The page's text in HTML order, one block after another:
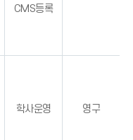
CMS등록
학사운영 영구